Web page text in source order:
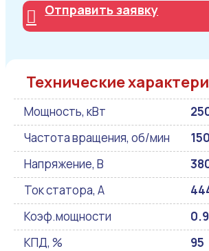
Отправить заявку
Технические
Мощность, кВт
Частота вращения, об/мин
Напряжение, В
Ток статора, А
Коэф.мощности
0.9
КПД, %
95